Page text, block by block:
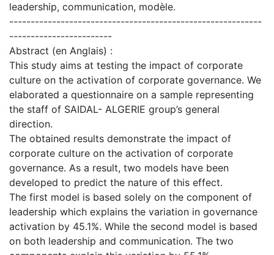
leadership, communication, modèle.
-----------------------------------------------------------
------------------------
Abstract (en Anglais) :
This study aims at testing the impact of corporate
culture on the activation of corporate governance. We
elaborated a questionnaire on a sample representing
the staff of SAIDAL- ALGERIE group’s general
direction.
The obtained results demonstrate the impact of
corporate culture on the activation of corporate
governance. As a result, two models have been
developed to predict the nature of this effect.
The first model is based solely on the component of
leadership which explains the variation in governance
activation by 45.1%. While the second model is based
on both leadership and communication. The two